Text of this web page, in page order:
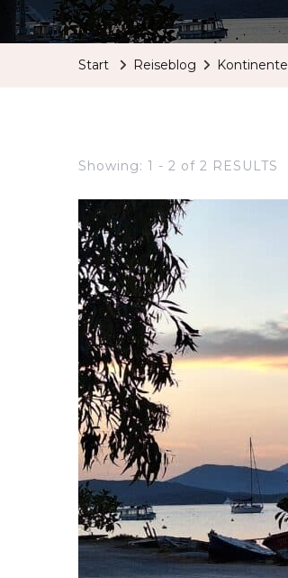
Start Reiseblog Kontinente
Showing: 1 - 2 of 2 RESULTS